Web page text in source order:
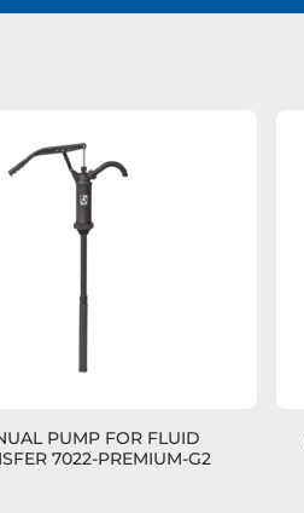
PUMP FOR FLUID
7022-PREMIUM-G2